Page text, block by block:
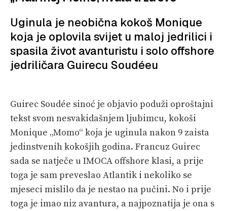
VELIKE PRIČE
PRETPLATA
Uginula je neobična kokoš Monique
koja je oplovila svijet u maloj jedrilici i
spasila život avanturistu i solo offshore
jedriličara Guirecu Soudéeu
Guirec Soudée sinoć je objavio poduži oproštajni
tekst svom nesvakidašnjem ljubimcu, kokoši
Monique „Momo“ koja je uginula nakon 9 zaista
jedinstvenih kokošjih godina. Francuz Guirec
sada se natječe u IMOCA offshore klasi, a prije
toga je sam preveslao Atlantik i nekoliko se
mjeseci mislilo da je nestao na pučini. No i prije
toga je imao niz avantura, a najpoznatija je ona s